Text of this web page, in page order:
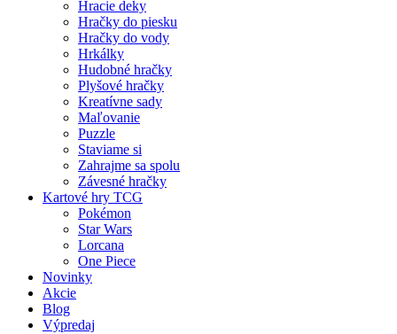
Hracie deky
Hračky do piesku
Hračky do vody
Hrkálky
Hudobné hračky
Plyšové hračky
Kreatívne sady
Maľovanie
Puzzle
Staviame si
Zahrajme sa spolu
Závesné hračky
Kartové hry TCG
Pokémon
Star Wars
Lorcana
One Piece
Novinky
Akcie
Blog
Výpredaj